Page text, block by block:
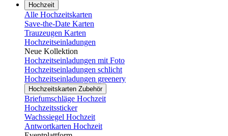
Hochzeit
Alle Hochzeitskarten
Save-the-Date Karten
Trauzeugen Karten
Hochzeitseinladungen
Neue Kollektion
Hochzeitseinladungen mit Foto
Hochzeitseinladungen schlicht
Hochzeitseinladungen greenery
Hochzeitskarten Zubehör
Briefumschläge Hochzeit
Hochzeitssticker
Wachssiegel Hochzeit
Antwortkarten Hochzeit